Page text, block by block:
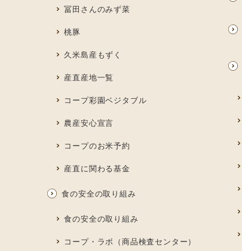
冨田さんのみず菜
桃豚
久米島産もずく
産直産地一覧
コープ彩園ベジタブル
農産安心宣言
コープのお米予約
産直に関わる基金
食の安全の取り組み
食の安全の取り組み
コープ・ラボ（商品検査センター）